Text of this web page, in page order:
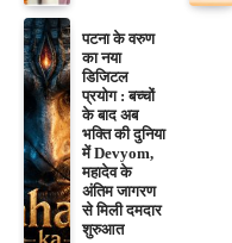
पटना के वरुण
का नया
डिजिटल
प्रयोग : बच्चों
के बाद अब
भक्ति की दुनिया
में Devyom,
महादेव के
अंतिम जागरण
से मिली दमदार
शुरुआत